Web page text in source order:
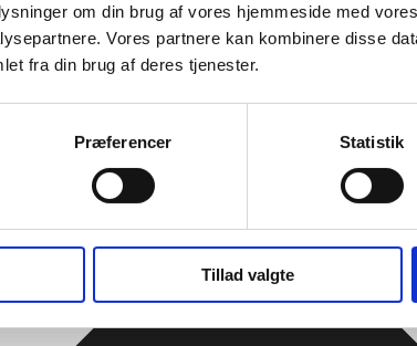
om din brug af vores hjemmeside med
Vores partnere kan kombinere disse
fra din brug af deres tjenester.
Præferencer Statistik
Tillad valgte